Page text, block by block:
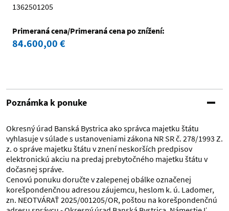
1362501205
Primeraná cena/Primeraná cena po znížení:
84.600,00 €
Poznámka k ponuke
Okresný úrad Banská Bystrica ako správca majetku štátu
vyhlasuje v súlade s ustanoveniami zákona NR SR č. 278/1993 Z.
z. o správe majetku štátu v znení neskorších predpisov
elektronickú akciu na predaj prebytočného majetku štátu v
dočasnej správe.
Cenovú ponuku doručte v zalepenej obálke označenej
korešpondenčnou adresou záujemcu, heslom k. ú. Ladomer,
zn. NEOTVÁRAŤ 2025/001205/OR, poštou na korešpondenčnú